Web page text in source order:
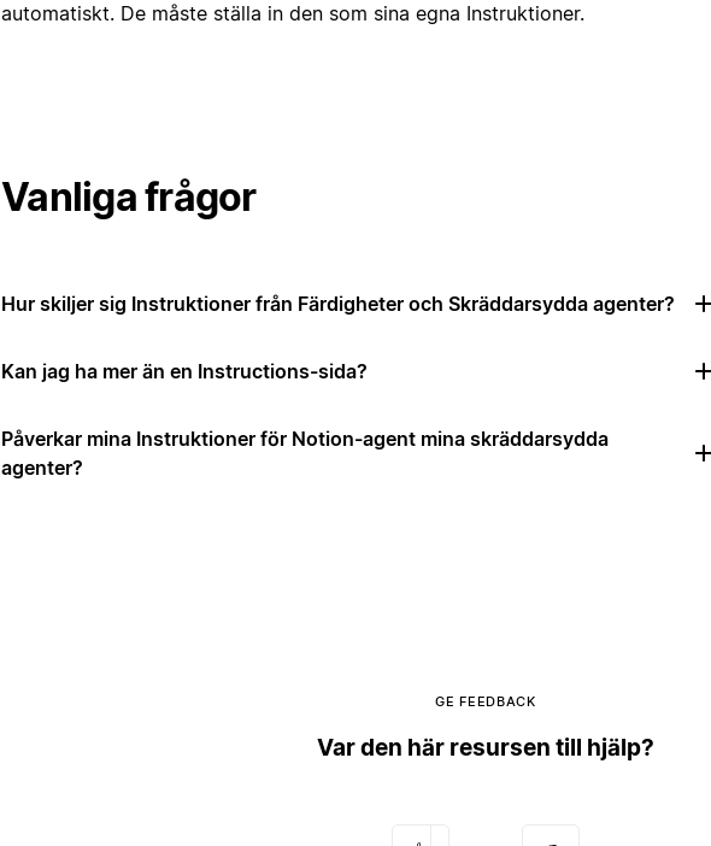
automatiskt. De måste ställa in den som sina egna Instruktioner.
Vanliga frågor
Hur skiljer sig Instruktioner från Färdigheter och Skräddarsydda agenter?
Kan jag ha mer än en Instructions-sida?
Påverkar mina Instruktioner för Notion-agent mina skräddarsydda
agenter?
GE FEEDBACK
Var den här resursen till hjälp?